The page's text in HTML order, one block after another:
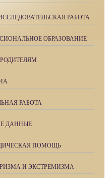
РАБОТА
ОБРАЗОВАНИЕ
РАБОТА
ДАННЫЕ
ПОМОЩЬ
И ЭКСТРЕМИЗМА